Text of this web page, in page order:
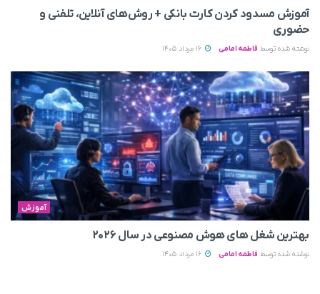
آموزش مسدود کردن کارت بانکی + روش‌های آنلاین، تلفنی و
حضوری
نوشته شده توسط فاطمه امامی
آموزش
بهترین شغل های هوش مصنوعی در سال ۲۰۲۶
نوشته شده توسط فاطمه امامی